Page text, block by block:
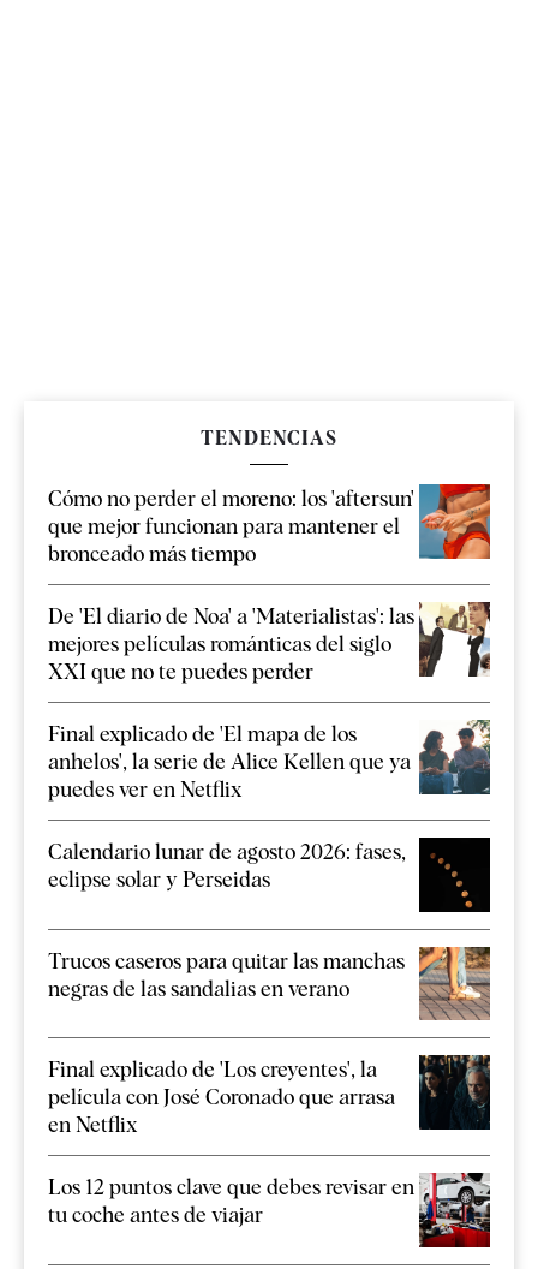
TENDENCIAS
Cómo no perder el moreno: los 'aftersun'
que mejor funcionan para mantener el
bronceado más tiempo
De 'El diario de Noa' a 'Materialistas': las
mejores películas románticas del siglo
XXI que no te puedes perder
Final explicado de 'El mapa de los
anhelos', la serie de Alice Kellen que ya
puedes ver en Netflix
Calendario lunar de agosto 2026: fases,
eclipse solar y Perseidas
Trucos caseros para quitar las manchas
negras de las sandalias en verano
Final explicado de 'Los creyentes', la
película con José Coronado que arrasa
en Netflix
Los 12 puntos clave que debes revisar en
tu coche antes de viajar